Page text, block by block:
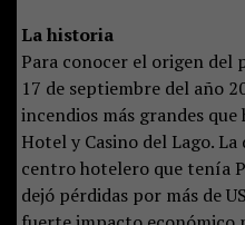
La historia
Para conocer el origen del
17 de septiembre del año
incendios más grandes
Hotel y Casino del Lago.
centro hotelero que tenía
dejó pérdidas por más de